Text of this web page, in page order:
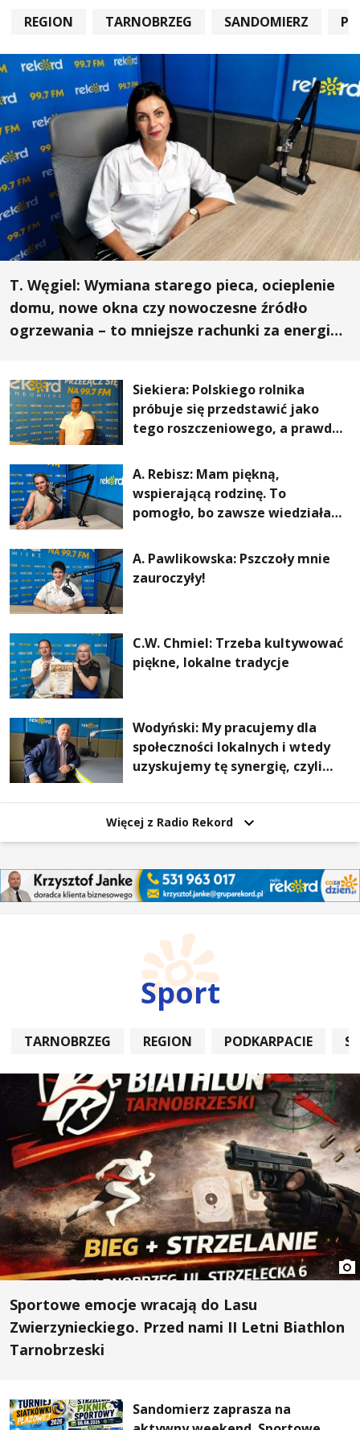
REGION TARNOBRZEG SANDOMIERZ
T. Węgiel: Wymiana starego pieca, ocieplenie
domu, nowe okna czy nowoczesne źródło
ogrzewania – to mniejsze rachunki za energię,
Siekiera: Polskiego rolnika
próbuje się przedstawić jako
tego roszczeniowego, a prawda
A. Rebisz: Mam piękną,
wspierającą rodzinę. To
pomogło, bo zawsze wiedziałam,
najważniejsza
A. Pawlikowska: Pszczoły mnie
zauroczyły!
C.W. Chmiel: Trzeba kultywować
piękne, lokalne tradycje
Wodyński: My pracujemy dla
społeczności lokalnych i wtedy
uzyskujemy tę synergię, czyli
Więcej z Radio Rekord
Sport
TARNOBRZEG REGION PODKARPACIE
Sportowe emocje wracają do Lasu
Zwierzynieckiego. Przed nami II Letni Biathlon
Tarnobrzeski
Sandomierz zaprasza na